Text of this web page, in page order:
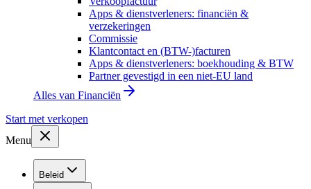
Apps & dienstverleners: financiën &
verzekeringen
Commissie
Klantcontact en (BTW-)facturen
Apps & dienstverleners: boekhouding & BTW
Partner gevestigd in een niet-EU land
Alles van Financiën
Start met verkopen
Menu
Beleid